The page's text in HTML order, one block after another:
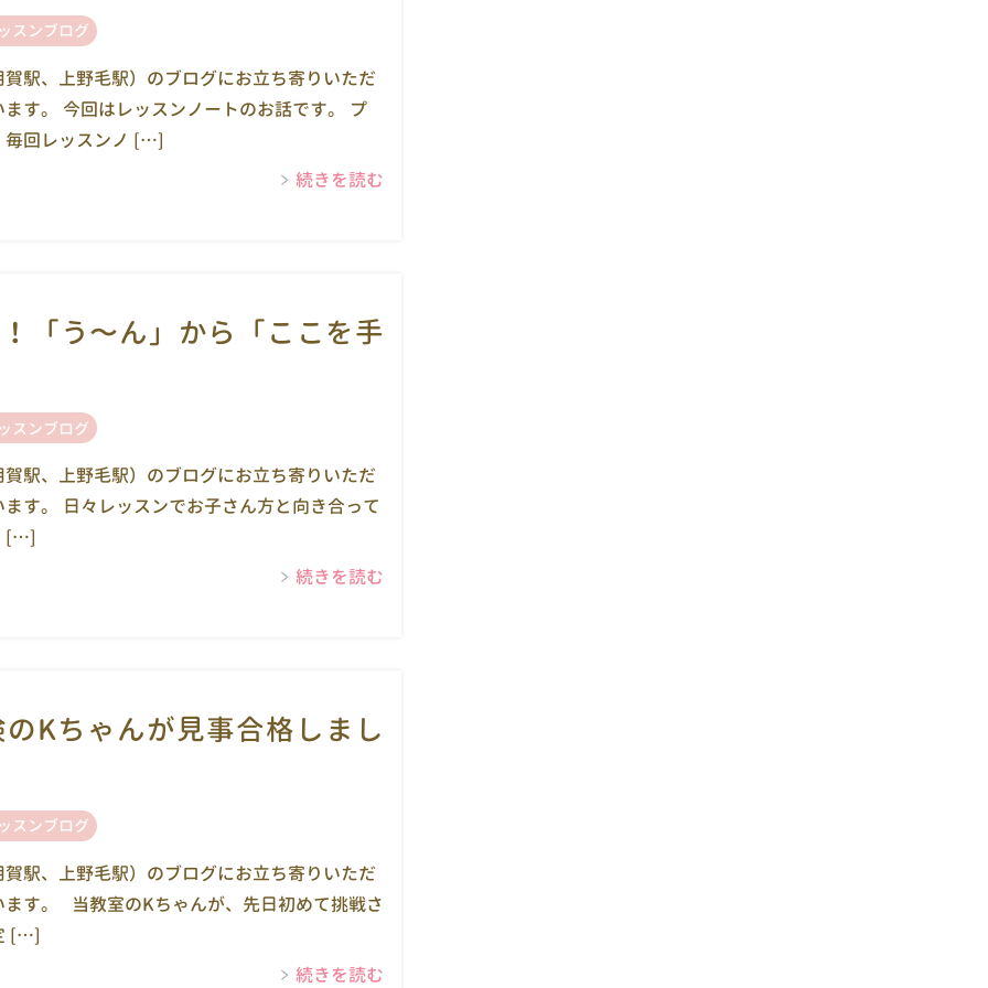
スンブログ
駅、上野毛駅）のブログにお立ち寄りいただ
す。 今回はレッスンノートのお話です。 プ
毎回レッスンノ […]
続きを読む
「う〜ん」から「ここを手
スンブログ
駅、上野毛駅）のブログにお立ち寄りいただ
す。 日々レッスンでお子さん方と向き合って
[…]
続きを読む
Kちゃんが見事合格しまし
スンブログ
駅、上野毛駅）のブログにお立ち寄りいただ
す。 当教室のKちゃんが、先日初めて挑戦さ
[…]
続きを読む